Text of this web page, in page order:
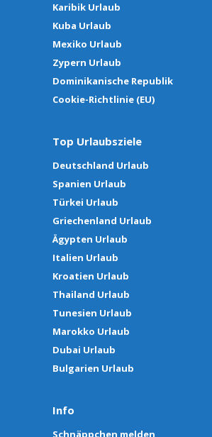
Karibik Urlaub
Kuba Urlaub
Mexiko Urlaub
Zypern Urlaub
Dominikanische Republik
Cookie-Richtlinie (EU)
Top Urlaubsziele
Deutschland Urlaub
Spanien Urlaub
Türkei Urlaub
Griechenland Urlaub
Ägypten Urlaub
Italien Urlaub
Kroatien Urlaub
Thailand Urlaub
Tunesien Urlaub
Marokko Urlaub
Dubai Urlaub
Bulgarien Urlaub
Info
Schnäppchen melden